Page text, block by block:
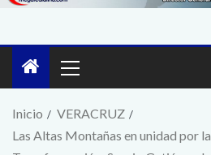
Inicio
VERACRUZ
Las Altas Montañas en unidad por